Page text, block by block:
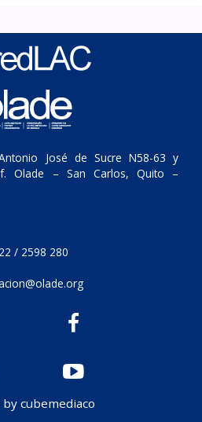
José de Sucre N58-63 y
Olade – San Carlos, Quito –
/ 2598 280
cubemediaco